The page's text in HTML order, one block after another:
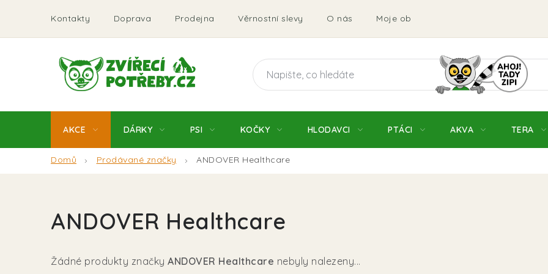
obsah
Kontakty Doprava Prodejna Věrnostní slevy O nás Moje objednávka Obchodní
AKCE DÁRKY PSI KOČKY HLODAVCI PTÁCI AKVA TERA
Domů Prodávané značky ANDOVER Healthcare
ANDOVER Healthcare
Žádné produkty značky ANDOVER Healthcare nebyly nalezeny...